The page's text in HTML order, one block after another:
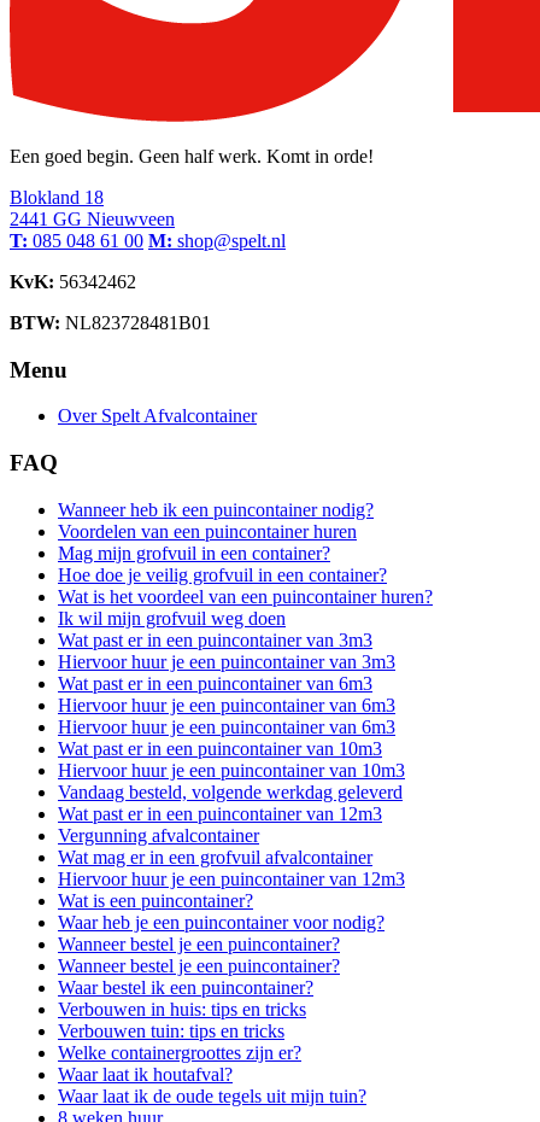
Een goed begin. Geen half werk. Komt in orde!
Blokland 18
2441 GG Nieuwveen
T: 085 048 61 00 M: shop@spelt.nl
KvK: 56342462
BTW: NL823728481B01
Menu
Over Spelt Afvalcontainer
FAQ
Wanneer heb ik een puincontainer nodig?
Voordelen van een puincontainer huren
Mag mijn grofvuil in een container?
Hoe doe je veilig grofvuil in een container?
Wat is het voordeel van een puincontainer huren?
Ik wil mijn grofvuil weg doen
Wat past er in een puincontainer van 3m3
Hiervoor huur je een puincontainer van 3m3
Wat past er in een puincontainer van 6m3
Hiervoor huur je een puincontainer van 6m3
Hiervoor huur je een puincontainer van 6m3
Wat past er in een puincontainer van 10m3
Hiervoor huur je een puincontainer van 10m3
Vandaag besteld, volgende werkdag geleverd
Wat past er in een puincontainer van 12m3
Vergunning afvalcontainer
Wat mag er in een grofvuil afvalcontainer
Hiervoor huur je een puincontainer van 12m3
Wat is een puincontainer?
Waar heb je een puincontainer voor nodig?
Wanneer bestel je een puincontainer?
Wanneer bestel je een puincontainer?
Waar bestel ik een puincontainer?
Verbouwen in huis: tips en tricks
Verbouwen tuin: tips en tricks
Welke containergroottes zijn er?
Waar laat ik houtafval?
Waar laat ik de oude tegels uit mijn tuin?
8 weken huur